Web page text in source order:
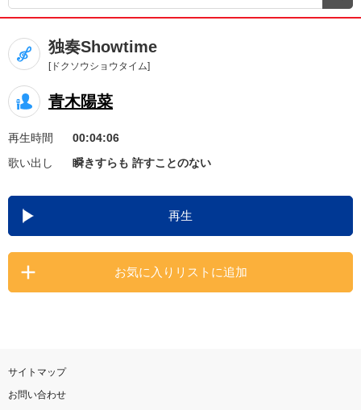
カラオケ＠DAM
ユーザー検索
キャンペーン
お知らせ よくあるご質問
DAMの新曲・ランキングなど
カラオケ最新情報をチェック！
独奏Showtime
[ドクソウショウタイム]
青木陽菜
再生時間
00:04:06
歌い出し
瞬きすらも 許すことのない
再生
お気に入りリストに追加
サイトマップ
お問い合わせ